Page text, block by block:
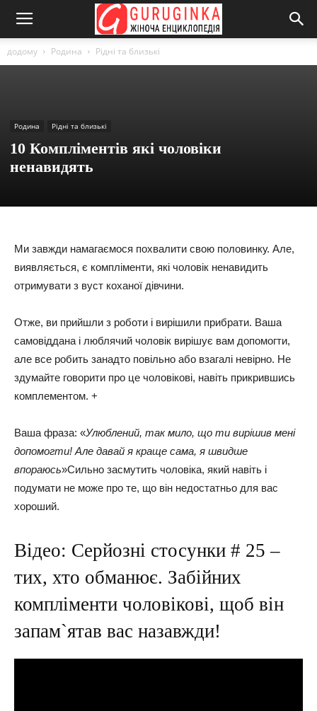
додому Родина Рідні та близькі
Родина Рідні та близькі
10 Компліментів які чоловіки
ненавидять
Ми завжди намагаємося похвалити свою половинку. Але,
виявляється, є компліменти, які чоловік ненавидить
отримувати з вуст коханої дівчини.
Отже, ви прийшли з роботи і вирішили прибрати. Ваша
самовіддана і люблячий чоловік вирішує вам допомогти,
але все робить занадто повільно або взагалі невірно. Не
здумайте говорити про це чоловікові, навіть прикрившись
комплементом. +
Ваша фраза: «Улюблений, так мило, що ти вирішив мені
допомогти! Але давай я краще сама, я швидше
впораюсь»Сильно засмутить чоловіка, який навіть і
подумати не може про те, що він недостатньо для вас
хороший.
Відео: Серйозні стосунки # 25 –
тих, хто обманює. Забійних
компліменти чоловікові, щоб він
запам`ятав вас назавжди!